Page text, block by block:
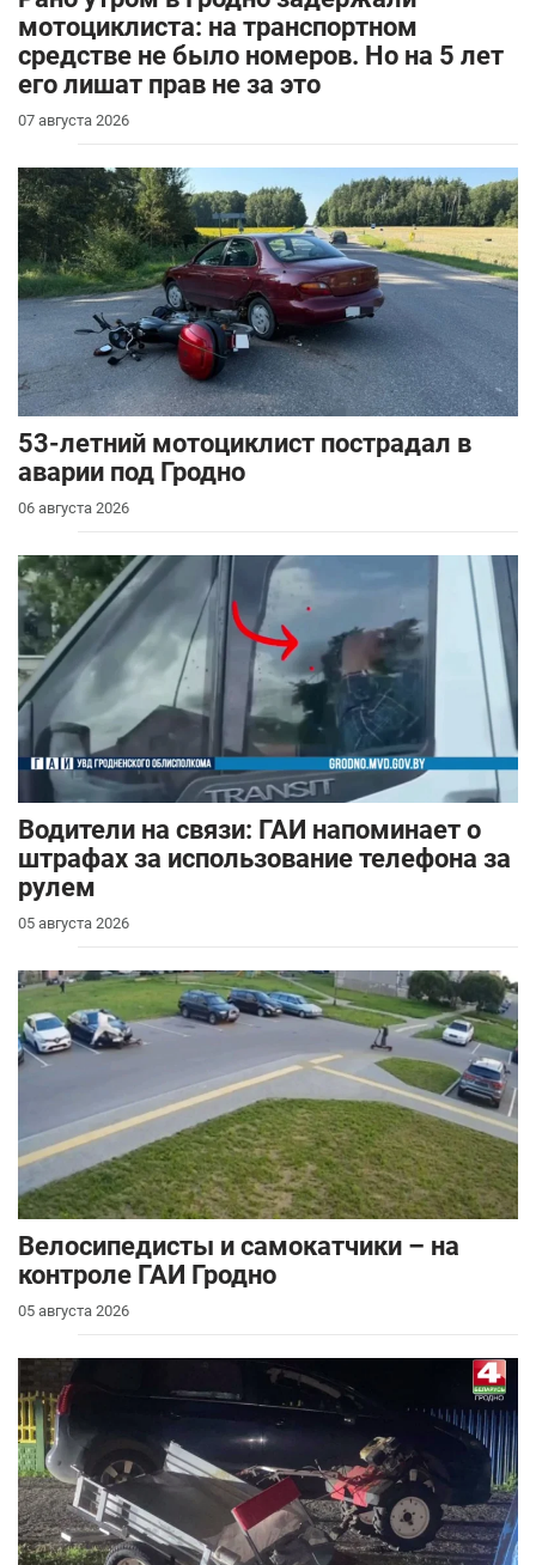
мотоциклиста: на транспортном
средстве не было номеров. Но на 5 лет
его лишат прав не за это
07 августа 2026
53-летний мотоциклист пострадал в
аварии под Гродно
06 августа 2026
Водители на связи: ГАИ напоминает о
штрафах за использование телефона за
рулем
05 августа 2026
Велосипедисты и самокатчики – на
контроле ГАИ Гродно
05 августа 2026